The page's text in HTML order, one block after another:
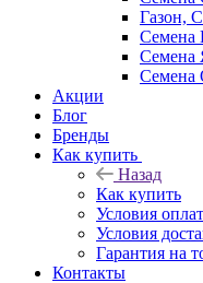
Газон,
Семена
Семена
Семена
Акции
Блог
Бренды
Как купить
Назад
Как купить
Условия
Условия
Гарантия на
Контакты